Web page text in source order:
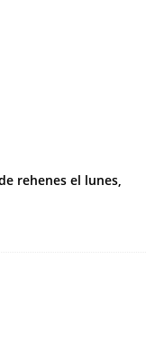
rehenes el lunes,